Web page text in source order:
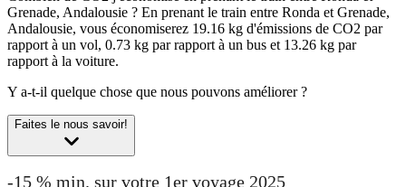
Grenade, Andalousie ? En prenant le train entre Ronda et Grenade,
Andalousie, vous économiserez 19.16 kg d'émissions de CO2 par
rapport à un vol, 0.73 kg par rapport à un bus et 13.26 kg par
rapport à la voiture.
Y a-t-il quelque chose que nous pouvons améliorer ?
Faites le nous savoir!
-15 % min. sur votre 1er voyage 2025